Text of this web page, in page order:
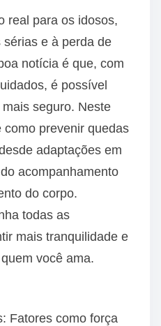
real para os idosos,
e à perda de
notícia é que, com
é possível
seguro. Neste
prevenir quedas
adaptações em
acompanhamento
do corpo.
todas as
mais tranquilidade e
você ama.
Fatores como força